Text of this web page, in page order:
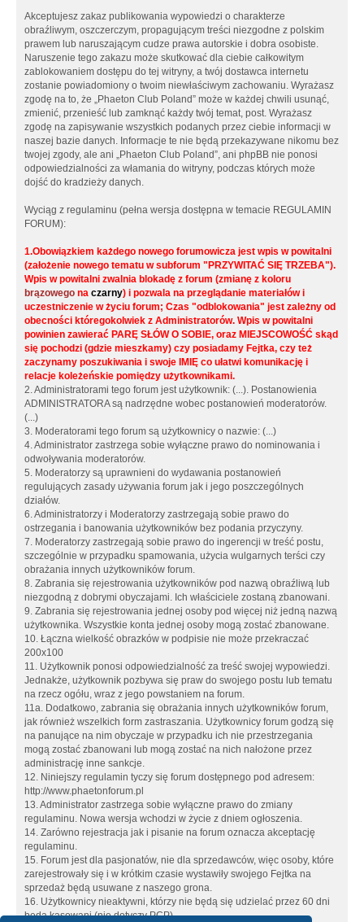
Akceptujesz zakaz publikowania wypowiedzi o charakterze
obraźliwym, oszczerczym, propagującym treści niezgodne z polskim
prawem lub naruszającym cudze prawa autorskie i dobra osobiste.
Naruszenie tego zakazu może skutkować dla ciebie całkowitym
zablokowaniem dostępu do tej witryny, a twój dostawca internetu
zostanie powiadomiony o twoim niewłaściwym zachowaniu. Wyrażasz
zgodę na to, że „Phaeton Club Poland” może w każdej chwili usunąć,
zmienić, przenieść lub zamknąć każdy twój temat, post. Wyrażasz
zgodę na zapisywanie wszystkich podanych przez ciebie informacji w
naszej bazie danych. Informacje te nie będą przekazywane nikomu bez
twojej zgody, ale ani „Phaeton Club Poland”, ani phpBB nie ponosi
odpowiedzialności za włamania do witryny, podczas których może
dojść do kradzieży danych.
Wyciąg z regulaminu (pełna wersja dostępna w temacie REGULAMIN
FORUM):
1.Obowiązkiem każdego nowego forumowicza jest wpis w powitalni
(założenie nowego tematu w subforum "PRZYWITAĆ SIĘ TRZEBA").
Wpis w powitalni zwalnia blokadę z forum (zmianę z koloru
brązowego na czarny) i pozwala na przeglądanie materiałów i
uczestniczenie w życiu forum; Czas "odblokowania" jest zależny od
obecności któregokolwiek z Administratorów. Wpis w powitalni
powinien zawierać PARĘ SŁÓW O SOBIE, oraz MIEJSCOWOŚĆ skąd
się pochodzi (gdzie mieszkamy) czy posiadamy Fejtka, czy też
zaczynamy poszukiwania i swoje IMIĘ co ułatwi komunikację i
relacje koleżeńskie pomiędzy użytkownikami.
2. Administratorami tego forum jest użytkownik: (...). Postanowienia
ADMINISTRATORA są nadrzędne wobec postanowień moderatorów.
(...)
3. Moderatorami tego forum są użytkownicy o nazwie: (...)
4. Administrator zastrzega sobie wyłączne prawo do nominowania i
odwoływania moderatorów.
5. Moderatorzy są uprawnieni do wydawania postanowień
regulujących zasady używania forum jak i jego poszczególnych
działów.
6. Administratorzy i Moderatorzy zastrzegają sobie prawo do
ostrzegania i banowania użytkowników bez podania przyczyny.
7. Moderatorzy zastrzegają sobie prawo do ingerencji w treść postu,
szczególnie w przypadku spamowania, użycia wulgarnych terści czy
obrażania innych użytkowników forum.
8. Zabrania się rejestrowania użytkowników pod nazwą obraźliwą lub
niezgodną z dobrymi obyczajami. Ich właściciele zostaną zbanowani.
9. Zabrania się rejestrowania jednej osoby pod więcej niż jedną nazwą
użytkownika. Wszystkie konta jednej osoby mogą zostać zbanowane.
10. Łączna wielkość obrazków w podpisie nie może przekraczać
200x100
11. Użytkownik ponosi odpowiedzialność za treść swojej wypowiedzi.
Jednakże, użytkownik pozbywa się praw do swojego postu lub tematu
na rzecz ogółu, wraz z jego powstaniem na forum.
11a. Dodatkowo, zabrania się obrażania innych użytkowników forum,
jak również wszelkich form zastraszania. Użytkownicy forum godzą się
na panujące na nim obyczaje w przypadku ich nie przestrzegania
mogą zostać zbanowani lub mogą zostać na nich nałożone przez
administrację inne sankcje.
12. Niniejszy regulamin tyczy się forum dostępnego pod adresem:
http://www.phaetonforum.pl
13. Administrator zastrzega sobie wyłączne prawo do zmiany
regulaminu. Nowa wersja wchodzi w życie z dniem ogłoszenia.
14. Zarówno rejestracja jak i pisanie na forum oznacza akceptację
regulaminu.
15. Forum jest dla pasjonatów, nie dla sprzedawców, więc osoby, które
zarejestrowały się i w krótkim czasie wystawiły swojego Fejtka na
sprzedaż będą usuwane z naszego grona.
16. Użytkownicy nieaktywni, którzy nie będą się udzielać przez 60 dni
będą kasowani (nie dotyczy PCP)